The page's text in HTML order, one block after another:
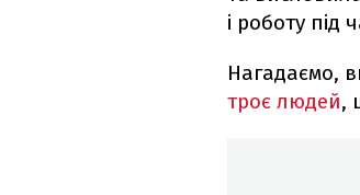
і роботу під
Нагадаємо,
троє людей,